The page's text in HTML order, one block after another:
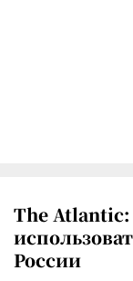
The
России